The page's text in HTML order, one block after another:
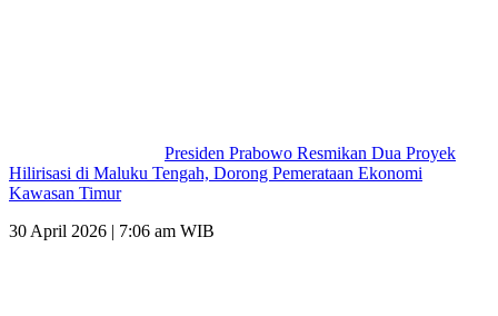
Presiden Prabowo Resmikan Dua Proyek
Hilirisasi di Maluku Tengah, Dorong Pemerataan Ekonomi
Kawasan Timur
30 April 2026 | 7:06 am WIB